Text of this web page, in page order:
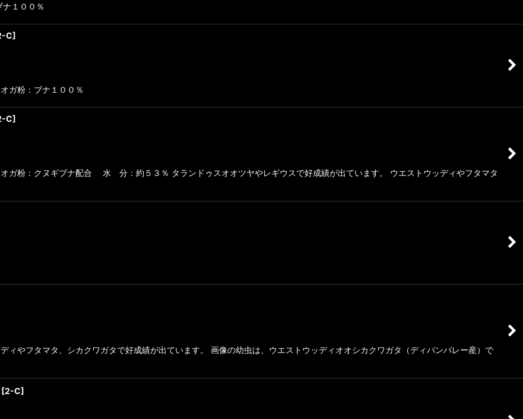
ナ１００％
C]
ガ粉：ブナ１００％
C]
粉：クヌギブナ配合 水 分：約５３％ タランドゥスオオツヤやレギウスで好成績が出ています。 ウエストウッディやフタマタ
やフタマタ、シカクワガタで好成績が出ています。 画像の幼虫は、ウエストウッディオオシカクワガタ（ディバンバレー産）で
[2-C]